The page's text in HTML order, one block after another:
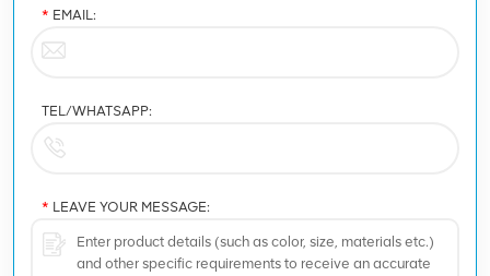
* EMAIL:
TEL/WHATSAPP:
* LEAVE YOUR MESSAGE: